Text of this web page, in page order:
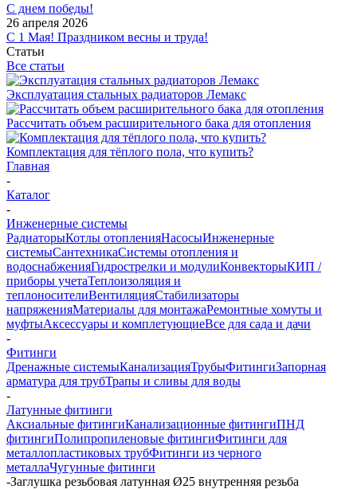
С днем победы!
26 апреля 2026
С 1 Мая! Праздником весны и труда!
Статьи
Все статьи
Эксплуатация стальных радиаторов Лемакс
Рассчитать объем расширительного бака для отопления
Комплектация для тёплого пола, что купить?
Главная
-
Каталог
-
Инженерные системы
РадиаторыКотлы отопленияНасосыИнженерные
системыСантехникаСистемы отопления и
водоснабженияГидрострелки и модулиКонвекторыКИП /
приборы учетаТеплоизоляция и
теплоносителиВентиляцияСтабилизаторы
напряженияМатериалы для монтажаРемонтные хомуты и
муфтыАксессуары и комплетующиеВсе для сада и дачи
-
Фитинги
Дренажные системыКанализацияТрубыФитингиЗапорная
арматура для трубТрапы и сливы для воды
-
Латунные фитинги
Аксиальные фитингиКанализационные фитингиПНД
фитингиПолипропиленовые фитингиФитинги для
металлопластиковых трубФитинги из черного
металлаЧугунные фитинги
-Заглушка резьбовая латунная Ø25 внутренняя резьба